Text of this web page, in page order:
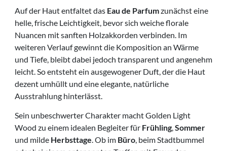
Auf der Haut entfaltet das Eau de Parfumzunächst eine
helle, frische Leichtigkeit, bevor sich weiche florale
Nuancen mit sanften Holzakkorden verbinden. Im
weiteren Verlauf gewinnt die Komposition an Wärme
und Tiefe, bleibt dabei jedoch transparent und angenehm
leicht. So entsteht ein ausgewogener Duft, der die Haut
dezent umhüllt und eine elegante, natürliche
Ausstrahlung hinterlässt.
Sein unbeschwerter Charakter macht Golden Light
Wood zu einem idealen Begleiter für Frühling,Sommer
und milde Herbsttage. Ob im Büro, beim Stadtbummel